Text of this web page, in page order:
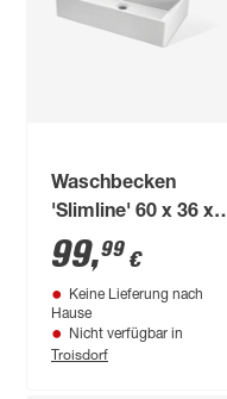
Waschbecken
'Slimline' 60 x 36 x
13 cm weiß
99,99 €
Keine Lieferung nach
Hause
Nicht verfügbar in
Troisdorf